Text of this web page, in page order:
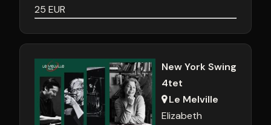
25 EUR
New York Swing
4tet
Le Melville
Elizabeth